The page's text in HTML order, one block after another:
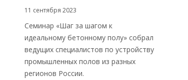
11 сентября 2023
Семинар «Шаг за шагом к
идеальному бетонному полу» собрал
ведущих специалистов по устройству
промышленных полов из разных
регионов России.